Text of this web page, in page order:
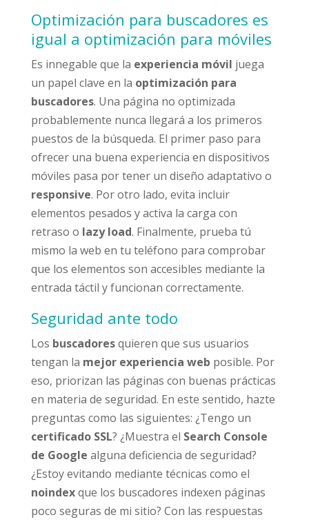
Optimización para buscadores es
igual a optimización para móviles
Es innegable que la experiencia móvil juega
un papel clave en la optimización para
buscadores. Una página no optimizada
probablemente nunca llegará a los primeros
puestos de la búsqueda. El primer paso para
ofrecer una buena experiencia en dispositivos
móviles pasa por tener un diseño adaptativo o
responsive. Por otro lado, evita incluir
elementos pesados y activa la carga con
retraso o lazy load. Finalmente, prueba tú
mismo la web en tu teléfono para comprobar
que los elementos son accesibles mediante la
entrada táctil y funcionan correctamente.
Seguridad ante todo
Los buscadoresquieren que sus usuarios
tengan la mejor experiencia web posible. Por
eso, priorizan las páginas con buenas prácticas
en materia de seguridad. En este sentido, hazte
preguntas como las siguientes: ¿Tengo un
certificado SSL? ¿Muestra el Search Console
de Google alguna deficiencia de seguridad?
¿Estoy evitando mediante técnicas como el
noindexque los buscadores indexen páginas
poco seguras de mi sitio? Con las respuestas